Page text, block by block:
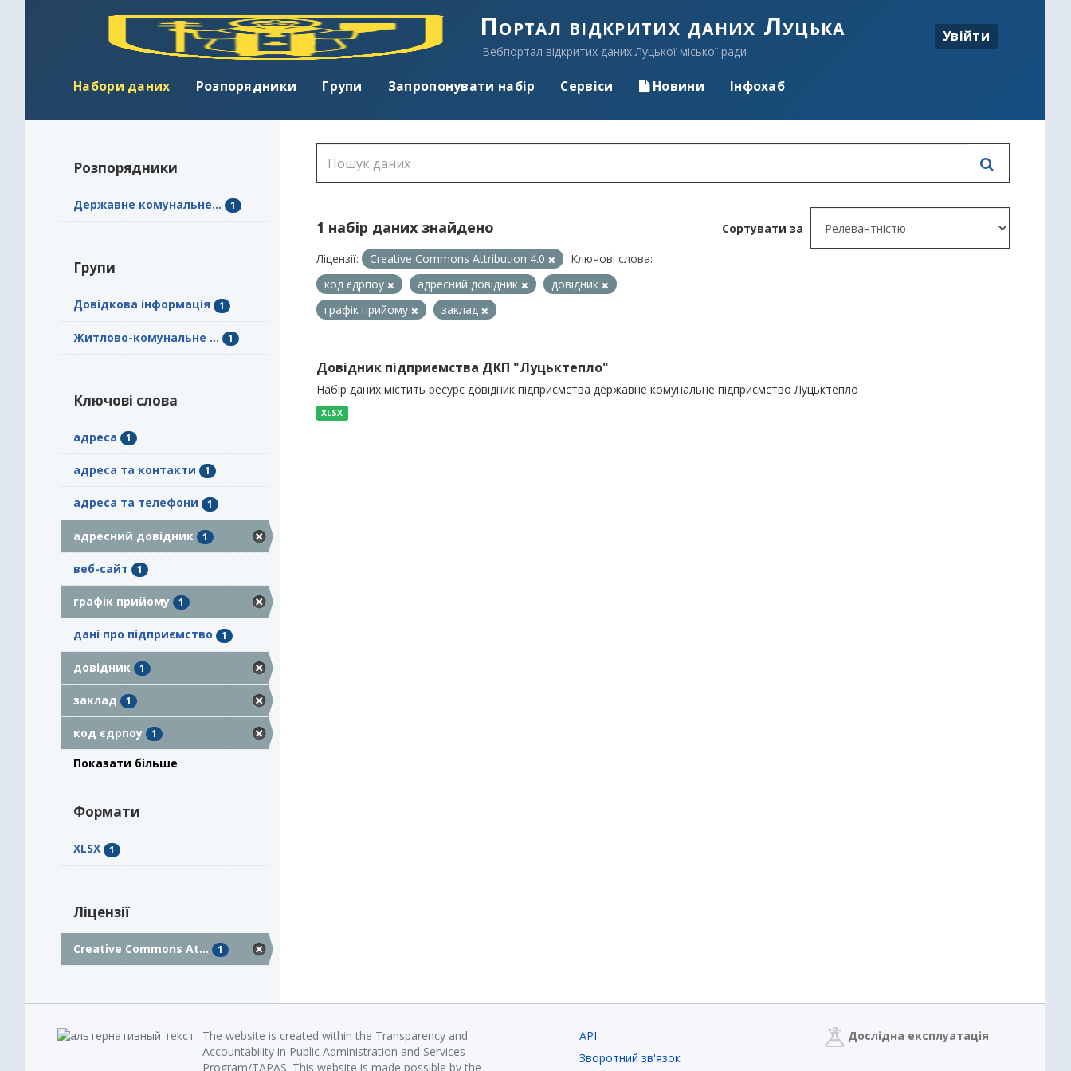
Портал відкритих даних Луцька
Вебпортал відкритих даних Луцької міської ради
Увійти
Набори даних Розпорядники Групи Запропонувати набір Сервіси Новини Інфохаб
Розпорядники
Державне комунальне... 1
Групи
Довідкова інформація 1
Житлово-комунальне ... 1
Ключові слова
адреса 1
адреса та контакти 1
адреса та телефони 1
адресний довідник 1
веб-сайт 1
графік прийому 1
дані про підприємство 1
довідник 1
заклад 1
код єдрпоу 1
Показати більше
Формати
XLSX 1
Ліцензії
Creative Commons At... 1
Сортувати за
1 набір даних знайдено
Ліцензії: Creative Commons Attribution 4.0
Ключові слова:
код єдрпоу
адресний довідник
довідник
графік прийому
заклад
Довідник підприємства ДКП "Луцьктепло"
Набір даних містить ресурс довідник підприємства державне комунальне підприємство Луцьктепло
XLSX
The website is created within the Transparency and
Accountability in Public Administration and Services
Program/TAPAS. This website is made possible by the
API
Зворотний зв'язок
Дослідна експлуатація